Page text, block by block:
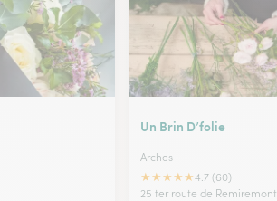
Un Brin D’folie
Arches
★★★★★4.7 (60)
25 ter route de Remiremont